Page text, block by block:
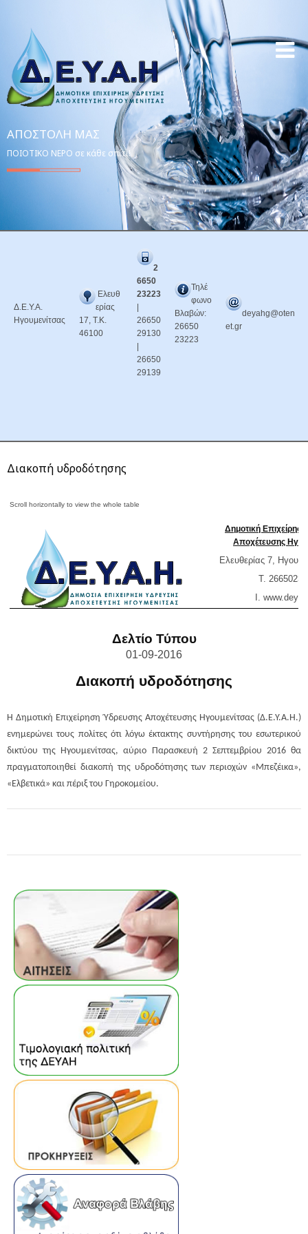
ΑΠΟΣΤΟΛΉ ΜΑΣ
ΠΟΙΟΤΙΚΟ ΝΕΡΟ σε κάθε σπίτι!
Δ.Ε.Υ.Α.
Ηγουμενίτσας
Ελευθ
ερίας
17, Τ.Κ.
46100
2
6650
23223
26650
29130
26650
29139
Τηλέ
φωνο
Βλαβών:
26650
23223
deyahg@oten
et.gr
Διακοπή υδροδότησης
Δημοτική
Αποχέτευσης
Ελευθερίας 7,
T.
Ι. www.
Δελτίο Τύπου
01-09-2016
Διακοπή υδροδότησης
Η Δημοτική Επιχείρηση Ύδρευσης Αποχέτευσης Ηγουμενίτσας (Δ.Ε.Υ.Α.Η.)
ενημερώνει τους πολίτες ότι λόγω έκτακτης συντήρησης του εσωτερικού
δικτύου της Ηγουμενίτσας, αύριο Παρασκευή 2 Σεπτεμβρίου 2016 θα
πραγματοποιηθεί διακοπή της υδροδότησης των περιοχών «Μπεζέικα»,
«Ελβετικά» και πέριξ του Γηροκομείου.